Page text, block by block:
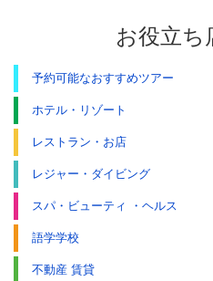
お役立ち
予約可能なおすすめツアー
ホテル・リゾート
レストラン・お店
レジャー・ダイビング
スパ・ビューティ ・ヘルス
語学学校
不動産 賃貸